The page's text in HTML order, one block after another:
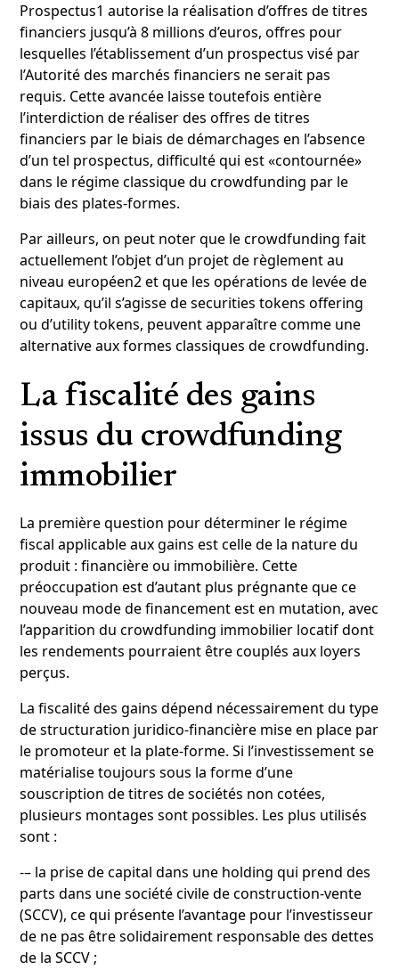
Prospectus1 autorise la réalisation d’offres de titres
financiers jusqu’à 8 millions d’euros, offres pour
lesquelles l’établissement d’un prospectus visé par
l’Autorité des marchés financiers ne serait pas
requis. Cette avancée laisse toutefois entière
l’interdiction de réaliser des offres de titres
financiers par le biais de démarchages en l’absence
d’un tel prospectus, difficulté qui est «contournée»
dans le régime classique du crowdfunding par le
biais des plates-formes.
Par ailleurs, on peut noter que le crowdfunding fait
actuellement l’objet d’un projet de règlement au
niveau européen2 et que les opérations de levée de
capitaux, qu’il s’agisse de securities tokens offering
ou d’utility tokens, peuvent apparaître comme une
alternative aux formes classiques de crowdfunding.
La fiscalité des gains
issus du crowdfunding
immobilier
La première question pour déterminer le régime
fiscal applicable aux gains est celle de la nature du
produit : financière ou immobilière. Cette
préoccupation est d’autant plus prégnante que ce
nouveau mode de financement est en mutation, avec
l’apparition du crowdfunding immobilier locatif dont
les rendements pourraient être couplés aux loyers
perçus.
La fiscalité des gains dépend nécessairement du type
de structuration juridico-financière mise en place par
le promoteur et la plate-forme. Si l’investissement se
matérialise toujours sous la forme d’une
souscription de titres de sociétés non cotées,
plusieurs montages sont possibles. Les plus utilisés
sont :
-– la prise de capital dans une holding qui prend des
parts dans une société civile de construction-vente
(SCCV), ce qui présente l’avantage pour l’investisseur
de ne pas être solidairement responsable des dettes
de la SCCV ;